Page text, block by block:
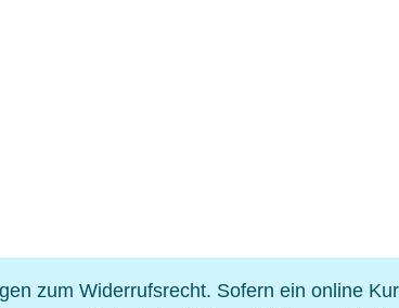
zum Widerrufsrecht. Sofern ein online